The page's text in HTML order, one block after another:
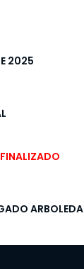
2025
FINALIZADO
ARBOLEDA